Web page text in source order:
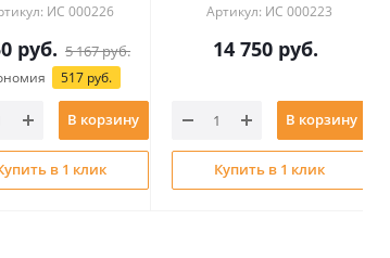
Артикул: BO 5107911
3 630руб.
Нет в наличии
Артикул: ИС 005171
450руб.
В корзину
Купить в 1 клик